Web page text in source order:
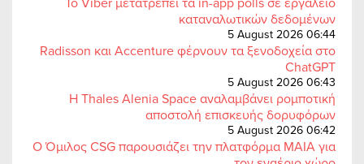
καταναλωτικών δεδομένων
5 August 2026 06:44
Radisson και Accenture φέρνουν τα ξενοδοχεία στο
ChatGPT
5 August 2026 06:43
Η Thales Alenia Space αναλαμβάνει ρομποτική
αποστολή επισκευής δορυφόρων
5 August 2026 06:42
Ο Όμιλος CSG παρουσιάζει την πλατφόρμα MAIA για